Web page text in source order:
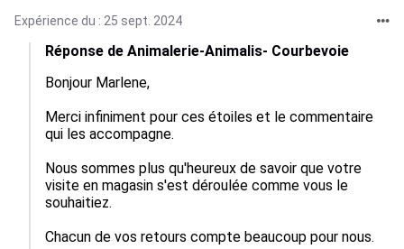
Expérience du : 25 sept. 2024
Réponse de Animalerie-Animalis- Courbevoie
Bonjour Marlene,
Merci infiniment pour ces étoiles et le commentaire
qui les accompagne.
Nous sommes plus qu'heureux de savoir que votre
visite en magasin s'est déroulée comme vous le
souhaitiez.
Chacun de vos retours compte beaucoup pour nous.